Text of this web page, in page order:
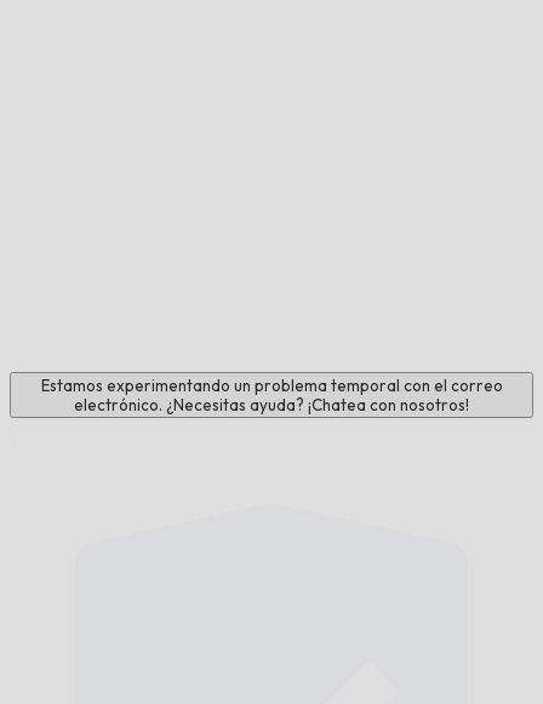
Estamos experimentando un problema temporal con el correo
electrónico. ¿Necesitas ayuda? ¡Chatea con nosotros!